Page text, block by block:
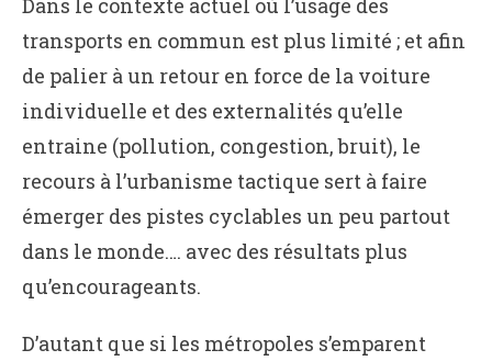
Dans le contexte actuel où l’usage des
transports en commun est plus limité ; et afin
de palier à un retour en force de la voiture
individuelle et des externalités qu’elle
entraine (pollution, congestion, bruit), le
recours à l’urbanisme tactique sert à faire
émerger des pistes cyclables un peu partout
dans le monde…. avec des résultats plus
qu’encourageants.
D’autant que si les métropoles s’emparent